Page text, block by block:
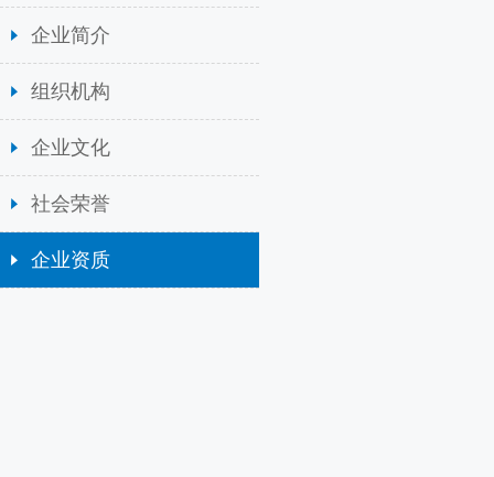
企业简介
组织机构
企业文化
社会荣誉
企业资质